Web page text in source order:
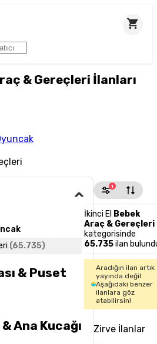
& Gereçleri İlanları
(65.735)
& Puset
Ana Kucağı
1
İkinci El Bebek
Araç & Gereçleri
kategorisinde
65.735ilan
Aradığın ilan artık
yayında değil.
Aşağıdaki benzer
ilanlara göz
atabilirsin!
Zirve İlanlar